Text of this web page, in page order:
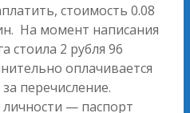
стоимость 0.08
На момент написания
стоила 2 рубля 96
оплачивается
перечисление.
— паспорт